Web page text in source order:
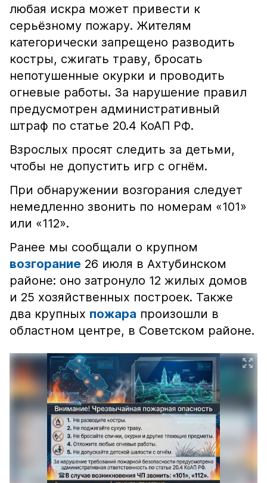
любая искра может привести к
серьёзному пожару. Жителям
категорически запрещено разводить
костры, сжигать траву, бросать
непотушенные окурки и проводить
огневые работы. За нарушение правил
предусмотрен административный
штраф по статье 20.4 КоАП РФ.
Взрослых просят следить за детьми,
чтобы не допустить игр с огнём.
При обнаружении возгорания следует
немедленно звонить по номерам «101»
или «112».
Ранее мы сообщали о крупном
возгорание 26 июля в Ахтубинском
районе: оно затронуло 12 жилых домов
и 25 хозяйственных построек. Также
два крупных пожара произошли в
областном центре, в Советском районе.